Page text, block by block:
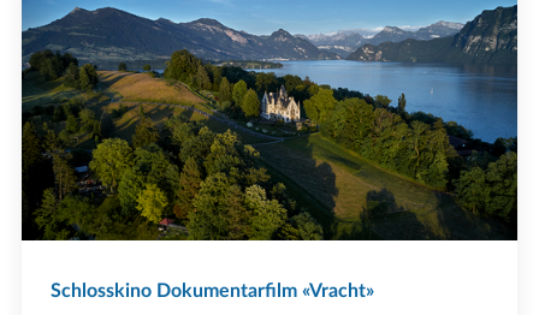
Schlosskino Dokumentarfilm «Vracht»